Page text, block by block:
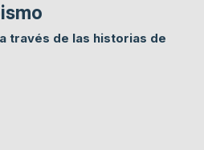
través de las historias de